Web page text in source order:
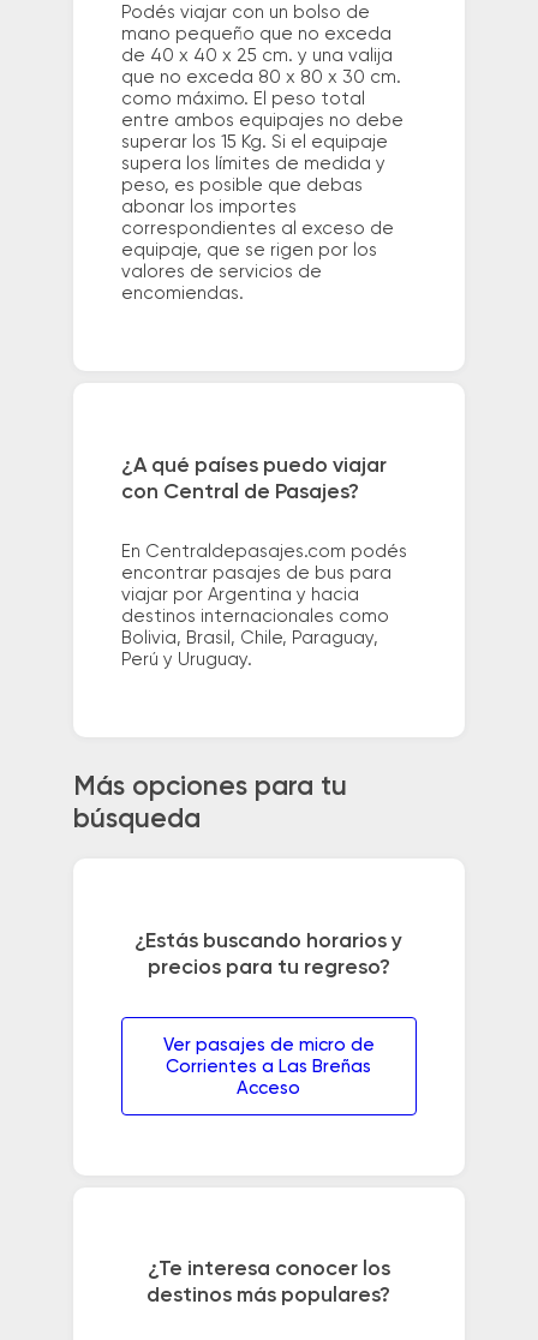
Podés viajar con un bolso de
mano pequeño que no exceda
de 40 x 40 x 25 cm. y una valija
que no exceda 80 x 80 x 30 cm.
como máximo. El peso total
entre ambos equipajes no debe
superar los 15 Kg. Si el equipaje
supera los límites de medida y
peso, es posible que debas
abonar los importes
correspondientes al exceso de
equipaje, que se rigen por los
valores de servicios de
encomiendas.
¿A qué países puedo viajar
con Central de Pasajes?
En Centraldepasajes.com podés
encontrar pasajes de bus para
viajar por Argentina y hacia
destinos internacionales como
Bolivia, Brasil, Chile, Paraguay,
Perú y Uruguay.
Más opciones para tu
búsqueda
¿Estás buscando horarios y
precios para tu regreso?
Ver pasajes de micro de
Corrientes a Las Breñas
Acceso
¿Te interesa conocer los
destinos más populares?